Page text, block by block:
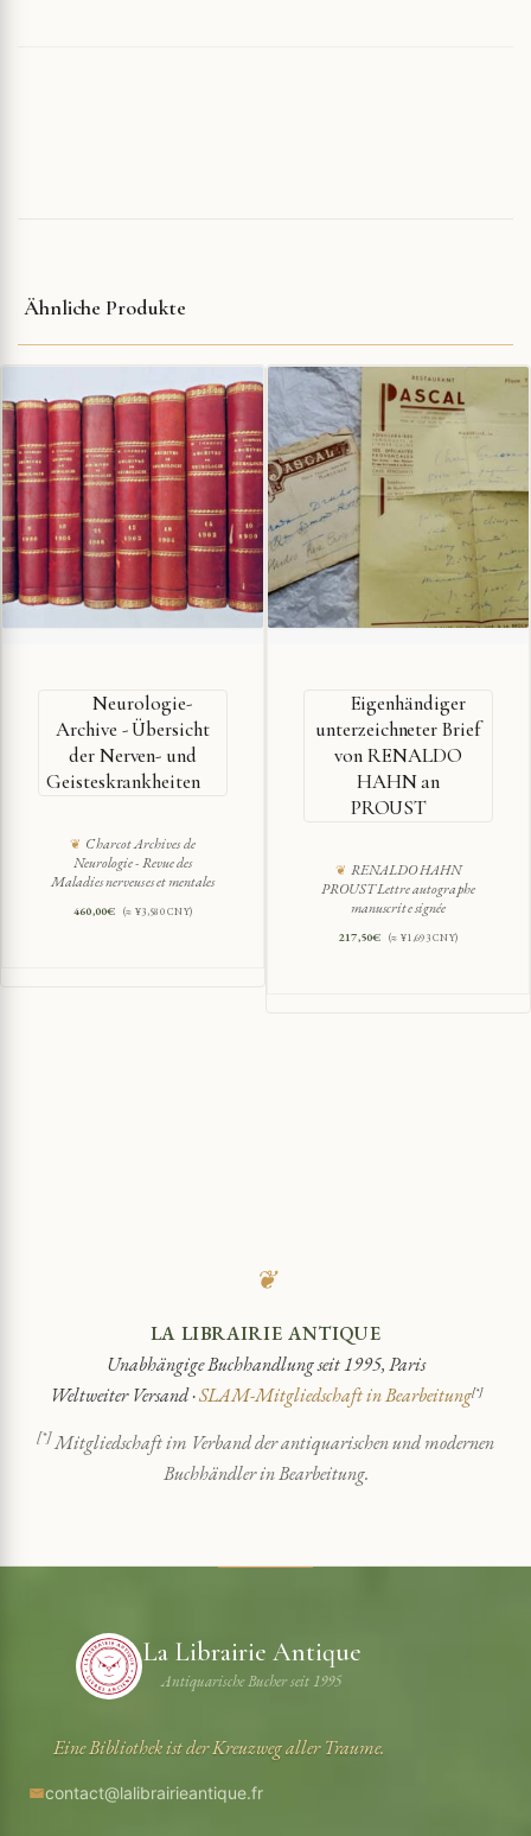
Ähnliche Produkte
Neurologie-
Archive - Übersicht
der Nerven- und
Geisteskrankheiten
Charcot Archives de
Neurologie - Revue des
Maladies nerveuses et mentales
460,00€ (≈ ¥3,580 CNY)
Eigenhändiger
unterzeichneter Brief
von RENALDO
HAHN an
PROUST
RENALDO HAHN
PROUST Lettre autographe
manuscrite signée
217,50€ (≈ ¥1,693 CNY)
❦
LA LIBRAIRIE ANTIQUE
Unabhängige Buchhandlung seit 1995, Paris
Weltweiter Versand ·SLAM-Mitgliedschaft in Bearbeitung[*]
[*]Mitgliedschaft im Verband der antiquarischen und modernen
Buchhändler in Bearbeitung.
La Librairie Antique
Antiquarische Bucher seit 1995
Eine Bibliothek ist der Kreuzweg aller Traume.
contact@lalibrairieantique.fr